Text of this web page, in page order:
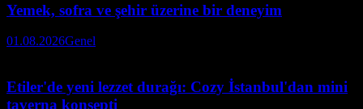
Yemek, sofra ve şehir üzerine bir deneyim
01.08.2026Genel
Etiler'de yeni lezzet durağı: Cozy İstanbul'dan mini
taverna konsepti